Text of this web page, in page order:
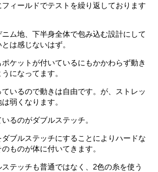
ィールドでテストを繰り返しております
ム地、下半身全体で包み込む設計にして
は感じないはず。
ケットが付いているにもかかわらず動き
になってます。
いるので動きは自由です。が、ストレッ
弱くなります。
るのがダブルステッチ。
ブルステッチにすることによりハードな
ものが体に付いてきます。
テッチも普通ではなく、2色の糸を使う